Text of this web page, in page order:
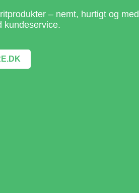
– nemt, hurtigt og med
kundeservice.